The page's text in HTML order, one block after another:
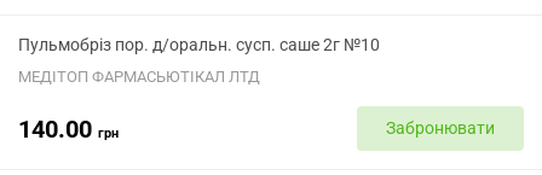
Пульмобріз пор. д/оральн. сусп. саше 2г №10
МЕДІТОП ФАРМАСЬЮТІКАЛ ЛТД
140.00 грн Забронювати